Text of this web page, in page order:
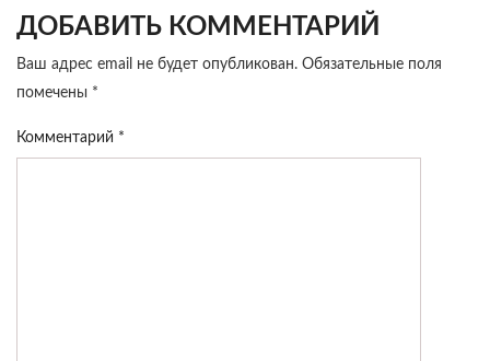
ДОБАВИТЬ КОММЕНТАРИЙ
Ваш адрес email не будет опубликован. Обязательные поля
помечены *
Комментарий *